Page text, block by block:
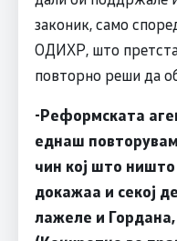
законик, само
ОДИХР, што
повторно реши да
-Реформската
еднаш
чин кој што ништо
докажаа и секој
лажеле и